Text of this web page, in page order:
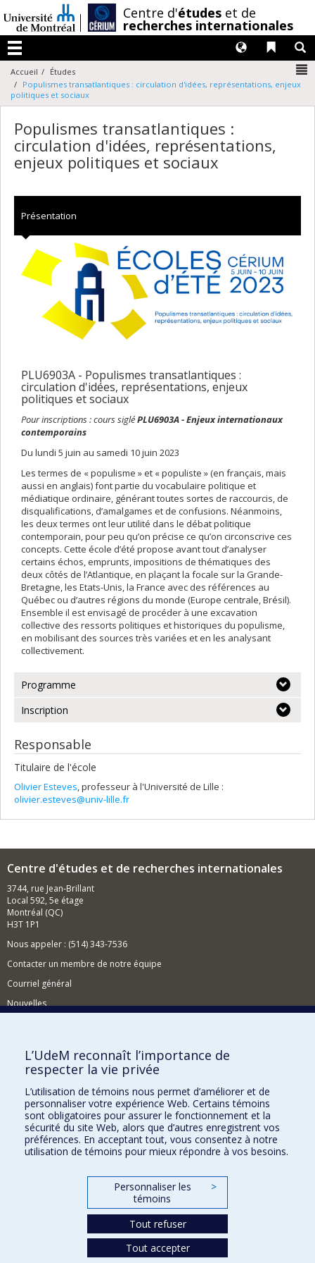
au
contenu
Centre d'études et de
recherches internationales
Menu
Liens
Langues
Accueil
Études
Populismes transatlantiques : circulation d'idées, représentations, enjeux
politiques et sociaux
Populismes transatlantiques :
circulation d'idées, représentations,
enjeux politiques et sociaux
Présentation
PLU6903A - Populismes transatlantiques :
circulation d'idées, représentations, enjeux
politiques et sociaux
Pour inscriptions : cours sigléPLU6903A - Enjeux internationaux
contemporains
Du lundi 5 juin au samedi 10 juin 2023
Les termes de « populisme » et « populiste » (en français, mais
aussi en anglais) font partie du vocabulaire politique et
médiatique ordinaire, générant toutes sortes de raccourcis, de
disqualifications, d’amalgames et de confusions. Néanmoins,
les deux termes ont leur utilité dans le débat politique
contemporain, pour peu qu’on précise ce qu’on circonscrive ces
concepts. Cette école d’été propose avant tout d’analyser
certains échos, emprunts, impositions de thématiques des
deux côtés de l’Atlantique, en plaçant la focale sur la Grande-
Bretagne, les Etats-Unis, la France avec des références au
Québec ou d’autres régions du monde (Europe centrale, Brésil).
Ensemble il est envisagé de procéder à une excavation
collective des ressorts politiques et historiques du populisme,
en mobilisant des sources très variées et en les analysant
collectivement.
Programme
Inscription
Responsable
Titulaire de l'école
Olivier Esteves , professeur à l'Université de Lille :
olivier.esteves@univ-lille.fr
Centre d'études et de recherches internationales
3744, rue Jean-Brillant
Local 592, 5e étage
Montréal (QC)
H3T 1P1
Nous appeler : (514) 343-7536
Contacter un membre de notre équipe
Courriel général
Nouvelles
Comment soutenir le CÉRIUM?
BESOIN D'AIDE?
Plan du site
Signaler une erreur
Accessibilité
FACULTÉ DES ARTS ET DES SCIENCES
Nos départements et écoles
L’UdeM reconnaît l’importance de
respecter la vie privée
L’utilisation de témoins nous permet d’améliorer et de
personnaliser votre expérience Web. Certains témoins
sont obligatoires pour assurer le fonctionnement et la
sécurité du site Web, alors que d’autres enregistrent vos
préférences. En acceptant tout, vous consentez à notre
utilisation de témoins pour mieux répondre à vos besoins.
Personnaliser les
témoins
>
Tout refuser
Tout accepter